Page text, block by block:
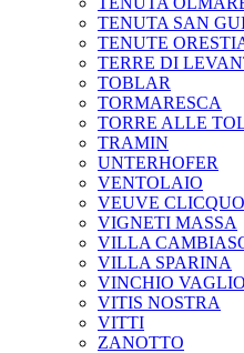
TENUTA SAN
TENUTE
TERRE DI
TOBLAR
TORMARESCA
TORRE ALLE
TRAMIN
UNTERHOFER
VENTOLAIO
VEUVE
VIGNETI MASSA
VILLA
VILLA SPARINA
VINCHIO
VITIS NOSTRA
VITTI
ZANOTTO